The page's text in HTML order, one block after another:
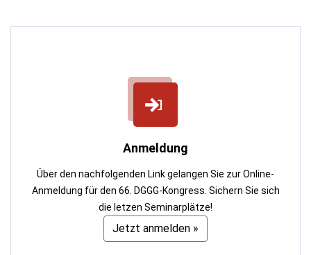
Anmeldung
Über den nachfolgenden Link gelangen Sie zur Online-
Anmeldung für den 66. DGGG-Kongress. Sichern Sie sich
die letzen Seminarplätze!
Jetzt anmelden »